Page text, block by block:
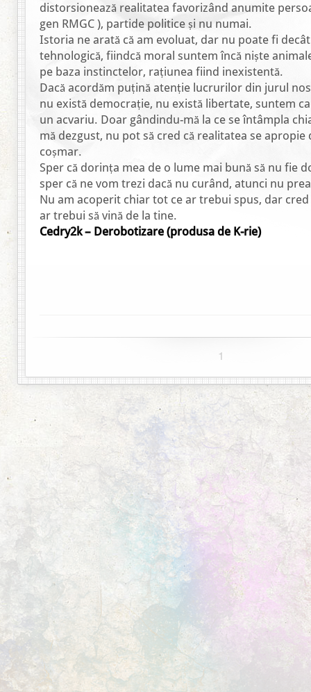
distorsionează realitatea favorizând anumite
gen RMGC ), partide politice și nu numai.
Istoria ne arată că am evoluat, dar nu poate fi
tehnologică, fiindcă moral suntem încă niște
pe baza instinctelor, rațiunea fiind inexistentă.
Dacă acordăm puțină atenție lucrurilor din jurul
nu există democrație, nu există libertate, suntem
un acvariu. Doar gândindu-mă la ce se întâmpla
mă dezgust, nu pot să cred că realitatea se apropie
coșmar.
Sper că dorința mea de o lume mai bună să nu fie
sper că ne vom trezi dacă nu curând, atunci nu
Nu am acoperit chiar tot ce ar trebui spus, dar
ar trebui să vină de la tine.
Cedry2k – Derobotizare (produsa de K-rie)
1